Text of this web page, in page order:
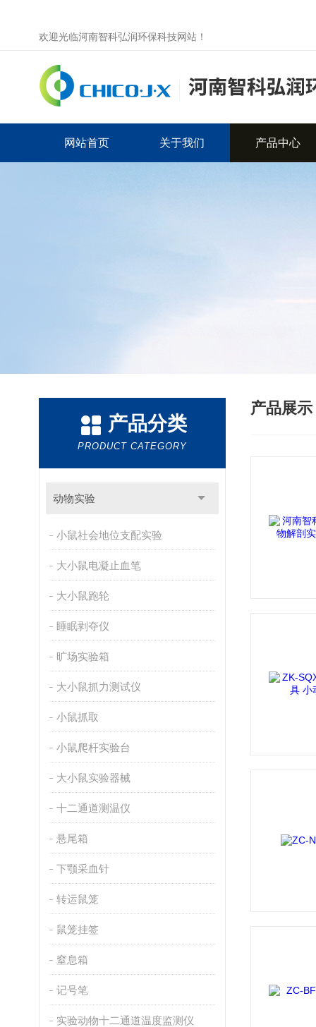
欢迎光临河南智科弘润环保科技网站！
网站首页 关于我们 产品中心
产品分类
PRODUCT CATEGORY
动物实验
小鼠社会地位支配实验
大小鼠电凝止血笔
大小鼠跑轮
睡眠剥夺仪
旷场实验箱
大小鼠抓力测试仪
小鼠抓取
小鼠爬杆实验台
大小鼠实验器械
十二通道测温仪
悬尾箱
下颚采血针
转运鼠笼
鼠笼挂签
窒息箱
记号笔
实验动物十二通道温度监测仪
产品展示